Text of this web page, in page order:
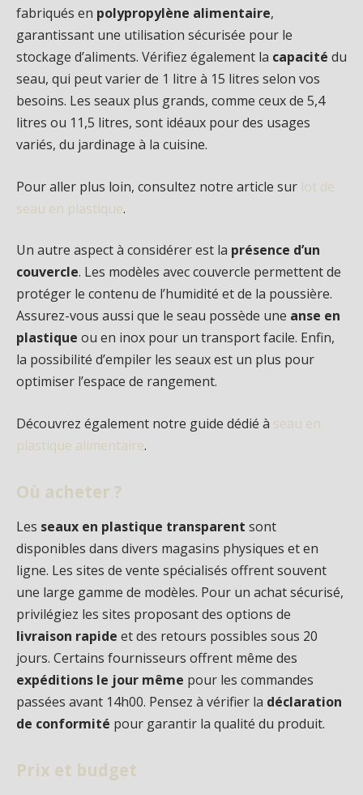
fabriqués en polypropylène alimentaire,
garantissant une utilisation sécurisée pour le
stockage d’aliments. Vérifiez également la capacité du
seau, qui peut varier de 1 litre à 15 litres selon vos
besoins. Les seaux plus grands, comme ceux de 5,4
litres ou 11,5 litres, sont idéaux pour des usages
variés, du jardinage à la cuisine.
Pour aller plus loin, consultez notre article sur lot de
seau en plastique.
Un autre aspect à considérer est la présence d’un
couvercle. Les modèles avec couvercle permettent de
protéger le contenu de l’humidité et de la poussière.
Assurez-vous aussi que le seau possède une anse en
plastique ou en inox pour un transport facile. Enfin,
la possibilité d’empiler les seaux est un plus pour
optimiser l’espace de rangement.
Découvrez également notre guide dédié à seau en
plastique alimentaire.
Où acheter ?
Les seaux en plastique transparent sont
disponibles dans divers magasins physiques et en
ligne. Les sites de vente spécialisés offrent souvent
une large gamme de modèles. Pour un achat sécurisé,
privilégiez les sites proposant des options de
livraison rapide et des retours possibles sous 20
jours. Certains fournisseurs offrent même des
expéditions le jour même pour les commandes
passées avant 14h00. Pensez à vérifier la déclaration
de conformité pour garantir la qualité du produit.
Prix et budget